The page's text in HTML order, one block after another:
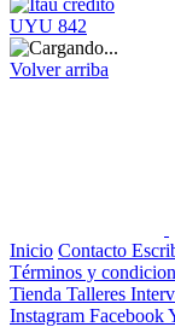
UYU 842
Volver arriba
Inicio Contacto
Términos y
Tienda Talleres
Instagram Facebook